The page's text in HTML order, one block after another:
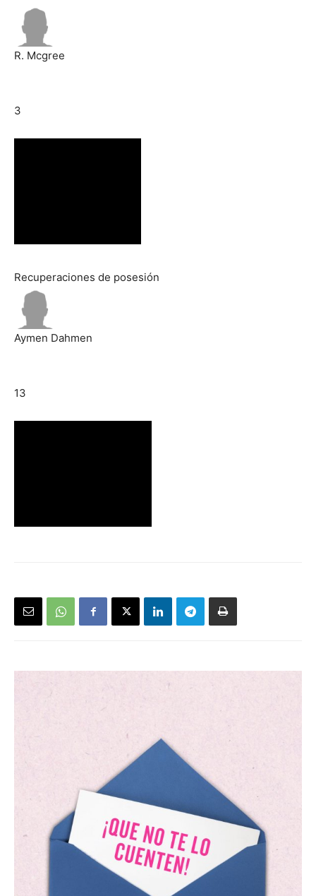
R. Mcgree
3
Recuperaciones de posesión
Aymen Dahmen
13